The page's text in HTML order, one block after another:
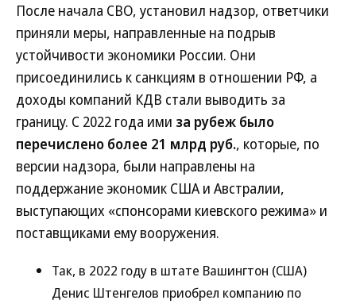
После начала СВО, установил надзор, ответчики
приняли меры, направленные на подрыв
устойчивости экономики России. Они
присоединились к санкциям в отношении РФ, а
доходы компаний КДВ стали выводить за
границу. С 2022 года ими за рубеж было
перечислено более 21 млрд руб., которые, по
версии надзора, были направлены на
поддержание экономик США и Австралии,
выступающих «спонсорами киевского режима» и
поставщиками ему вооружения.
Так, в 2022 году в штате Вашингтон (США)
Денис Штенгелов приобрел компанию по